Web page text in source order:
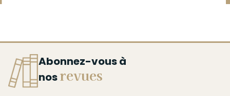
Abonnez-vous à
nosrevues